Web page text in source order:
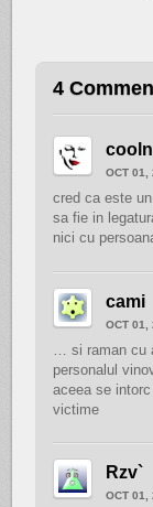
4
OCT 01,
cred ca este
sa fie in
nici cu
cami
OCT 01,
… si raman cu
personalul
aceea se
victime
Rzv`
OCT 01,